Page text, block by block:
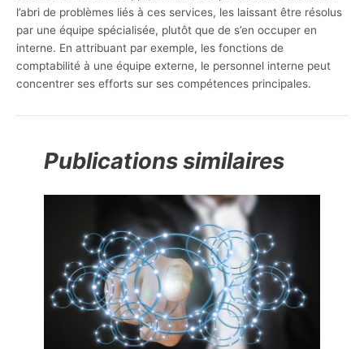
l’abri de problèmes liés à ces services, les laissant être résolus
par une équipe spécialisée, plutôt que de s’en occuper en
interne. En attribuant par exemple, les fonctions de
comptabilité à une équipe externe, le personnel interne peut
concentrer ses efforts sur ses compétences principales.
Publications similaires